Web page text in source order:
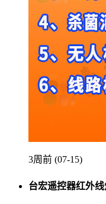
3周前 (07-15)
台宏遥控器红外